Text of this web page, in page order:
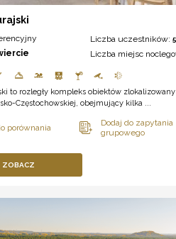
Liczba uczestników:
Liczba miejsc
to rozległy kompleks obiektów
Częstochowskiej, obejmujący kilka ...
ZOBACZ